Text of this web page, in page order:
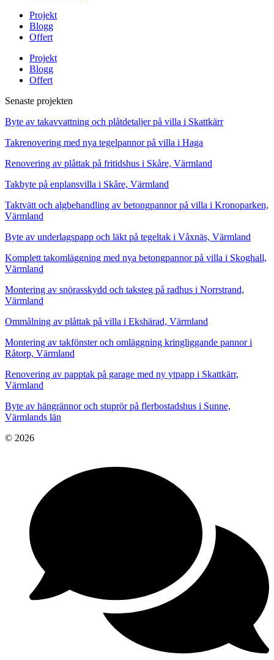
Projekt
Blogg
Offert
Projekt
Blogg
Offert
Senaste projekten
Byte av takavvattning och plåtdetaljer på villa i Skattkärr
Takrenovering med nya tegelpannor på villa i Haga
Renovering av plåttak på fritidshus i Skåre, Värmland
Takbyte på enplansvilla i Skåre, Värmland
Taktvätt och algbehandling av betongpannor på villa i Kronoparken,
Värmland
Byte av underlagspapp och läkt på tegeltak i Våxnäs, Värmland
Komplett takomläggning med nya betongpannor på villa i Skoghall,
Värmland
Montering av snörasskydd och taksteg på radhus i Norrstrand,
Värmland
Ommålning av plåttak på villa i Ekshärad, Värmland
Montering av takfönster och omläggning kringliggande pannor i
Råtorp, Värmland
Renovering av papptak på garage med ny ytpapp i Skattkärr,
Värmland
Byte av hängrännor och stuprör på flerbostadshus i Sunne,
Värmlands län
© 2026